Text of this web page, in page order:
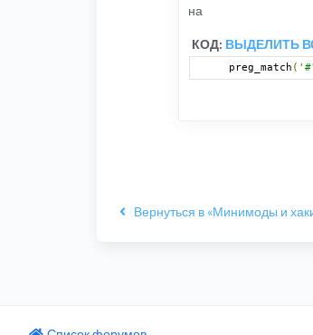
на
КОД: ВЫДЕЛИТЬ
preg_match (
Вернуться в «Минимоды и